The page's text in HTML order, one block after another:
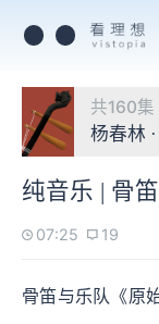
共160集
杨春林
纯音乐 | 骨
07:25 19
骨笛与乐队《原